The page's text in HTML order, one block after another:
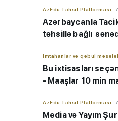
AzEdu Təhsil Platforması
Azərbaycanla
təhsillə bağlı
İmtahanlar və qəbul
Bu ixtisasları
- Maaşlar 10 min
AzEdu Təhsil Platforması
Media və Yayım